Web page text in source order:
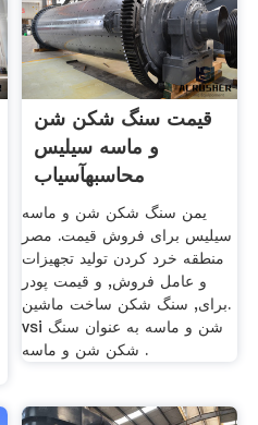
قیمت سنگ شکن شن
و ماسه سیلیس
محاسبهآسیاب
یمن سنگ شکن شن و ماسه
سیلیس برای فروش قیمت. مصر
منطقه خرد کردن تولید تجهیزات
و عامل فروش, و قیمت پودر
برای, سنگ شکن ساخت ماشین.
vsi شن و ماسه به عنوان سنگ
شکن شن و ماسه .